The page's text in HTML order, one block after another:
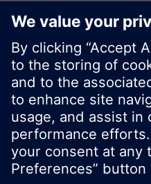
© Siemens AB, Building
CPS - 2017
Produktportfölj och